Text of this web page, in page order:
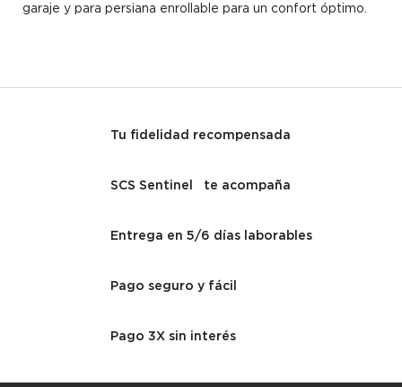
garaje y para persiana enrollable para un confort óptimo.
Tu fidelidad recompensada
SCS Sentinel te acompaña
Entrega en 5/6 días laborables
Pago seguro y fácil
Pago 3X sin interés